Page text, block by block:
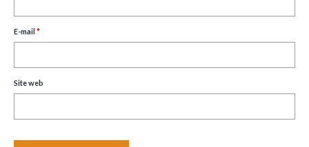
E-mail*
Site web